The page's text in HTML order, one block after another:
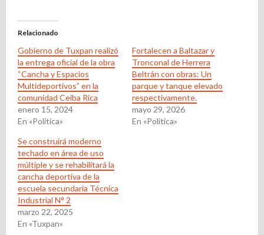
Relacionado
Gobierno de Tuxpan realizó
la entrega oficial de la obra
“Cancha y Espacios
Multideportivos” en la
comunidad Ceiba Rica
enero 15, 2024
En «Politica»
Fortalecen a Baltazar y
Tronconal de Herrera
Beltrán con obras: Un
parque y tanque elevado
respectivamente.
mayo 29, 2026
En «Politica»
Se construirá moderno
techado en área de uso
múltiple y se rehabilitará la
cancha deportiva de la
escuela secundaria Técnica
Industrial N° 2
marzo 22, 2025
En «Tuxpan»